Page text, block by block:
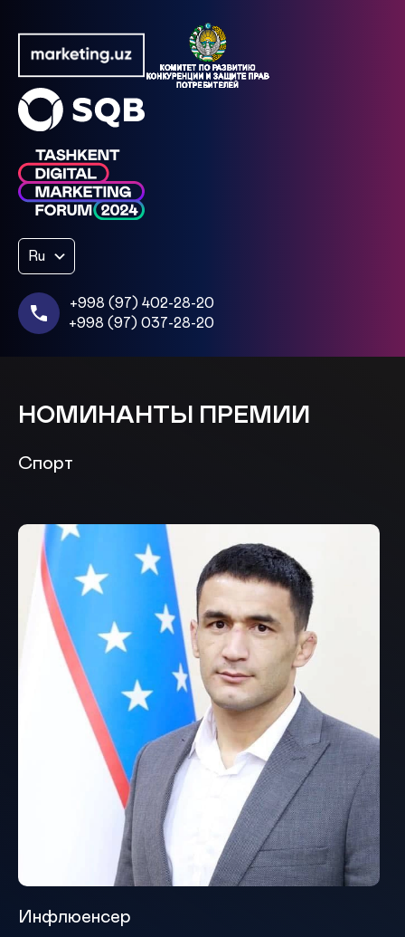
Ru
+998 (97) 402-28-20
+998 (97) 037-28-20
НОМИНАНТЫ ПРЕМИИ
Спорт
Инфлюенсер